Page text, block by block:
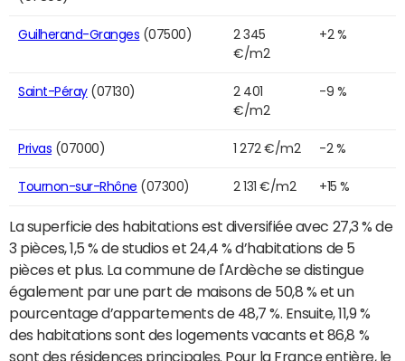
Guilherand-Granges (07500)
2 345
€/m2
+2 %
Saint-Péray(07130)
2 401
€/m2
-9 %
Privas (07000) 1 272 €/m2 -2 %
Tournon-sur-Rhône (07300) 2 131 €/m2 +15 %
La superficie des habitations est diversifiée avec 27,3 % de
3 pièces, 1,5 % de studios et 24,4 % d’habitations de 5
pièces et plus. La commune de l'Ardèche se distingue
également par une part de maisons de 50,8 % et un
pourcentage d’appartements de 48,7 %. Ensuite, 11,9 %
des habitations sont des logements vacants et 86,8 %
sont des résidences principales. Pour la France entière, le